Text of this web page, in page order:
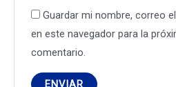
Guardar mi nombre, correo
en este navegador para la
comentario.